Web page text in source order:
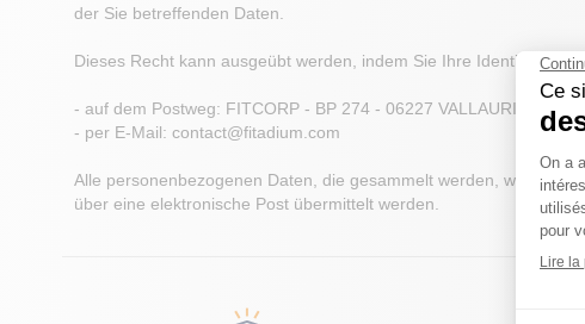
der Sie betreffenden Daten.
Dieses Recht kann ausgeübt werden, indem Sie Ihre Identität
- auf dem Postweg: FITCORP - BP 274 - 06227 VALLAURIS CEDEX
- per E-Mail: contact@fitadium.com
Alle personenbezogenen Daten, die gesammelt werden, werden
über eine elektronische Post übermittelt werden.